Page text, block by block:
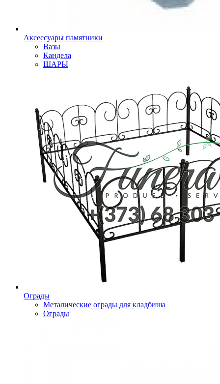
Аксессуары памятники
Вазы
Кандела
ШАРЫ
Ограды
Металические ограды для кладбиша
Ограды